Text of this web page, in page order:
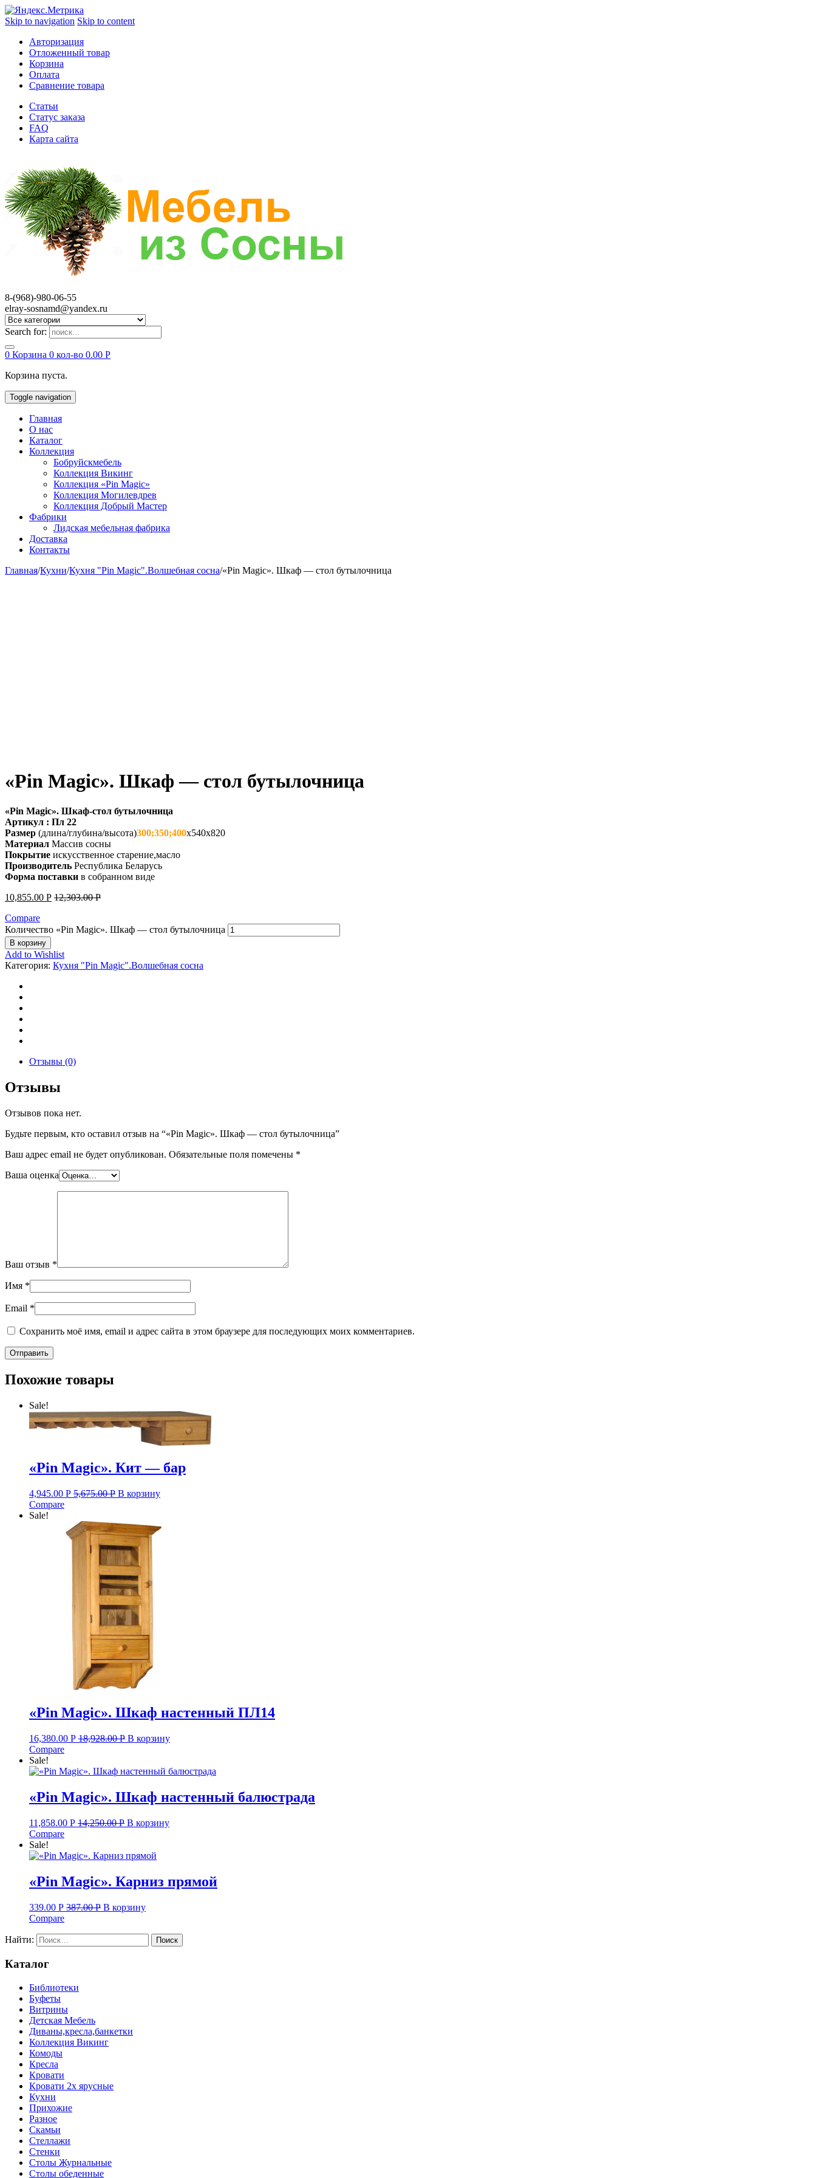
Skip to navigation Skip to content
Авторизация
Отложенный товар
Корзина
Оплата
Сравнение товара
Статьи
Статус заказа
FAQ
Карта сайта
8-(968)-980-06-55
elray-sosnamd@yandex.ru
Search for:
0 Корзина 0 кол-во 0.00 Р
Корзина пуста.
Toggle navigation
Главная
О нас
Каталог
Коллекция
Бобруйскмебель
Коллекция Викинг
Коллекция «Pin Magic»
Коллекция Могилевдрев
Коллекция Добрый Мастер
Фабрики
Лидская мебельная фабрика
Доставка
Контакты
Главная/Кухни/Кухня "Pin Magic".Волшебная сосна/«Pin Magic». Шкаф — стол бутылочница
«Pin Magic». Шкаф — стол бутылочница
«Pin Magic». Шкаф-стол бутылочница
Артикул : Пл 22
Размер (длина/глубина/высота)300;350;400х540х820
Материал Массив сосны
Покрытие искусственное старение,масло
Производитель Республика Беларусь
Форма поставки в собранном виде
10,855.00 Р 12,303.00Р
Compare
Количество «Pin Magic». Шкаф — стол бутылочница
В корзину
Add to Wishlist
Категория: Кухня "Pin Magic".Волшебная сосна
Отзывы (0)
Отзывы
Отзывов пока нет.
Будьте первым, кто оставил отзыв на “«Pin Magic». Шкаф — стол бутылочница”
Ваш адрес email не будет опубликован. Обязательные поля помечены *
Ваша оценка
Ваш отзыв *
Имя *
Email *
Сохранить моё имя, email и адрес сайта в этом браузере для последующих моих комментариев.
Похожие товары
Sale!
«Pin Magic». Кит — бар
4,945.00 Р 5,675.00Р В корзину
Compare
Sale!
«Pin Magic». Шкаф настенный ПЛ14
16,380.00 Р 18,928.00Р В корзину
Compare
Sale!
«Pin Magic». Шкаф настенный балюстрада
11,858.00 Р 14,250.00Р В корзину
Compare
Sale!
«Pin Magic». Карниз прямой
339.00 Р 387.00Р В корзину
Compare
Найти:
Каталог
Библиотеки
Буфеты
Витрины
Детская Мебель
Диваны,кресла,банкетки
Коллекция Викинг
Комоды
Кресла
Кровати
Кровати 2х ярусные
Кухни
Прихожие
Разное
Скамьи
Стеллажи
Стенки
Столы Журнальные
Столы обеденные